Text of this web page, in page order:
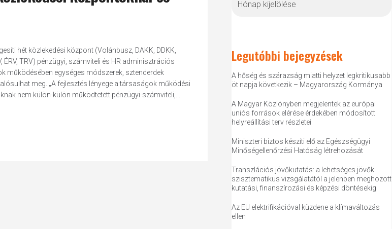
hét közlekedési központ (Volánbusz, DAKK, DDKK,
ÉRV, TRV) pénzügyi, számviteli és HR adminisztrációs
működésében egységes módszerek, sztenderdek
meg. „A fejlesztés lényege a társaságok működési
nem külön-külön működtetett pénzügyi-számviteli,...
Legutóbbi bejegyzések
A hőség és szárazság miatti helyzet legkritikusabb
öt napja következik – Magyarország Kormánya
A Magyar Közlönyben megjelentek az európai
uniós források elérése érdekében módosított
helyreállítási terv részletei
Miniszteri biztos készíti elő az Egészségügyi
Minőségellenőrzési Hatóság létrehozását
Transzlációs jövőkutatás: a lehetséges jövők
szisztematikus vizsgálatától a jelenben meghozott
kutatási, finanszírozási és képzési döntésekig
Az EU elektrifikációval küzdene a klímaváltozás
ellen